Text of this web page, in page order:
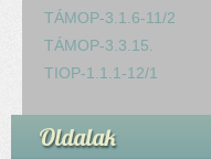
TÁMOP-3.1.6-11/2
TÁMOP-3.3.15.
TIOP-1.1.1-12/1
Oldalak